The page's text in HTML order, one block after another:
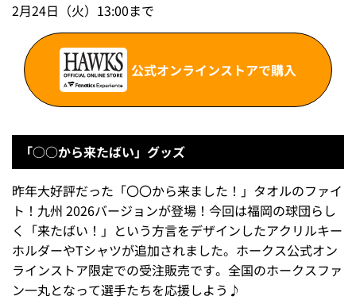
2月24日（火）13:00まで
公式オンラインストアで購入
「○○から来たばい」グッズ
昨年大好評だった「〇〇から来ました！」タオルのファイ
ト！九州 2026バージョンが登場！今回は福岡の球団らし
く「来たばい！」という方言をデザインしたアクリルキー
ホルダーやTシャツが追加されました。ホークス公式オン
ラインストア限定での受注販売です。全国のホークスファ
ン一丸となって選手たちを応援しよう♪